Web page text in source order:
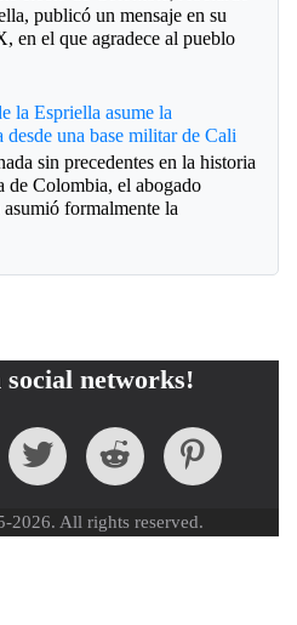
publicó un mensaje en su
en el que agradece al pueblo
la Espriella asume la
desde una base militar de Cali
sin precedentes en la historia
de Colombia, el abogado
formalmente la
social networks!
2026. All rights reserved.